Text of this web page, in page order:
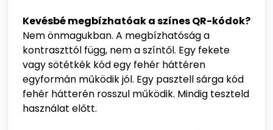
Kevésbé megbízhatóak a színes QR-kódok?
Nem önmagukban. A megbízhatóság a
kontraszttól függ, nem a színtől. Egy fekete
vagy sötétkék kód egy fehér háttéren
egyformán működik jól. Egy pasztell sárga kód
fehér hátterén rosszul működik. Mindig teszteld
használat előtt.